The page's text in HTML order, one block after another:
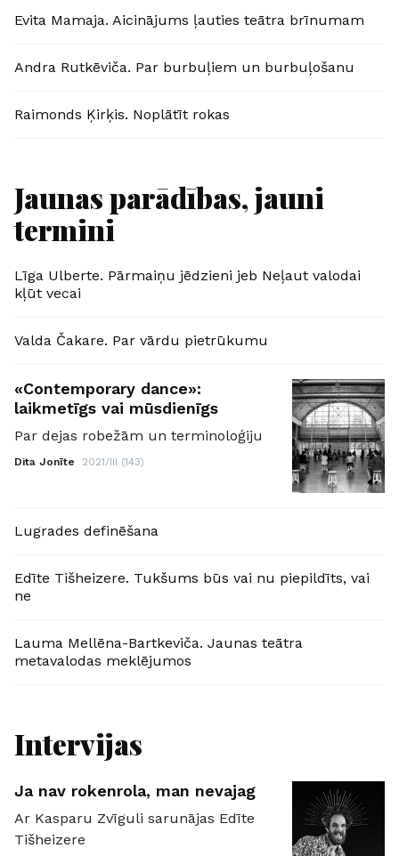
Evita Mamaja. Aicinājums ļauties teātra brīnumam
Andra Rutkēviča. Par burbuļiem un burbuļošanu
Raimonds Ķirķis. Noplātīt rokas
Jaunas parādības, jauni
termini
Līga Ulberte. Pārmaiņu jēdzieni jeb Neļaut valodai
kļūt vecai
Valda Čakare. Par vārdu pietrūkumu
«Contemporary dance»:
laikmetīgs vai mūsdienīgs
Par dejas robežām un terminoloģiju
Dita Jonīte 2021/III (143)
Lugrades definēšana
Edīte Tišheizere. Tukšums būs vai nu piepildīts, vai
ne
Lauma Mellēna-Bartkeviča. Jaunas teātra
metavalodas meklējumos
Intervijas
Ja nav rokenrola, man nevajag
Ar Kasparu Zvīguli sarunājas Edīte
Tišheizere